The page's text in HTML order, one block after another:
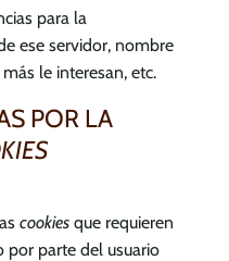
para la
ese servidor, nombre
le interesan, etc.
POR LA
cookiesque requieren
parte del usuario